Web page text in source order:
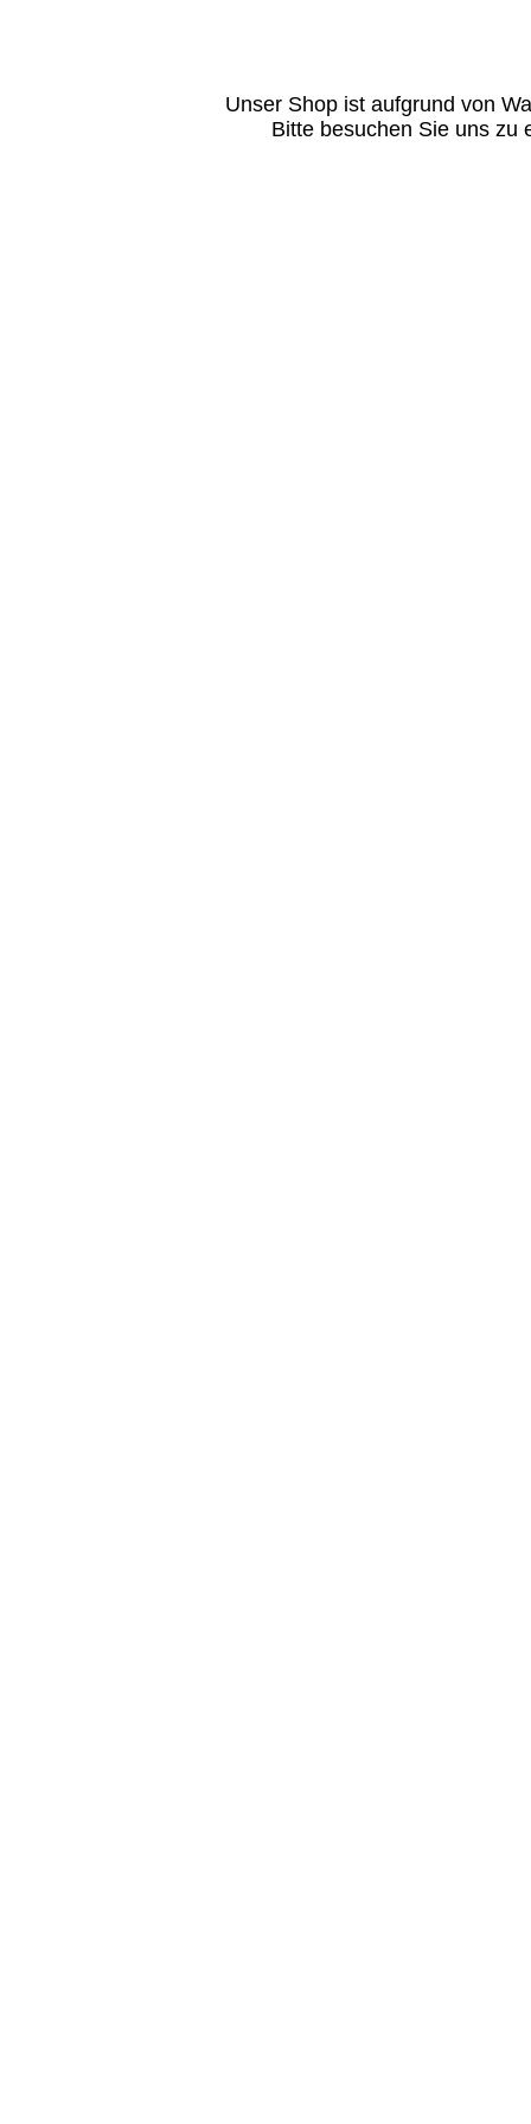
Unser Shop ist aufgrund von
Bitte besuchen Sie uns zu